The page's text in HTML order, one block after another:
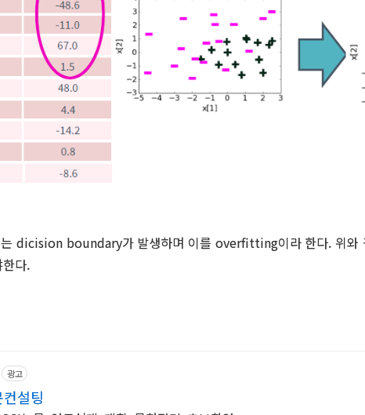
dicision boundary가 발생하며 이를 overfitting이라 한다. 위와
다.
광고
설팅